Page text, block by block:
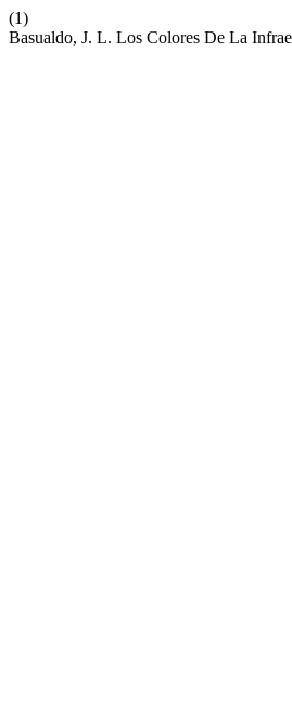
(1)
Basualdo, J. L. Los Colores De La